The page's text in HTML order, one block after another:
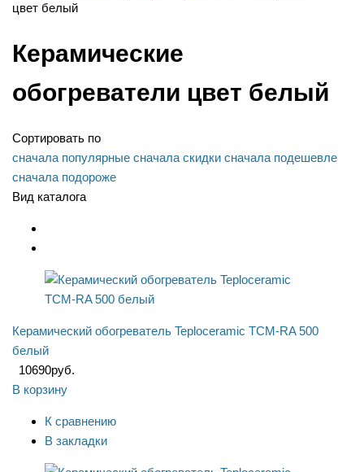
цвет белый
Керамические
обогреватели цвет белый
Сортировать по
сначала популярные сначала скидки сначала подешевле
сначала подороже
Вид каталога
Керамический обогреватель Teploceramic TCM-RA 500
белый
10690руб.
В корзину
К сравнению
В закладки